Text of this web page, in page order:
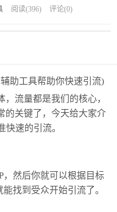
阅读(396) 评论(0)
流量都是我们的核心，
的关键了，今天给大家介
速的引流。
，然后你就可以根据目标
找到受众开始引流了。